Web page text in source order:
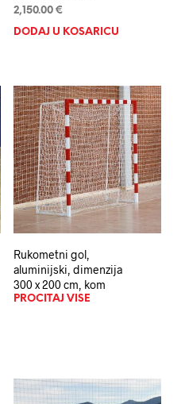
2,150.00 €
DODAJ U KOŠARICU
Rukometni gol,
aluminijski, dimenzija
300 x 200 cm, kom
PROČITAJ VIŠE